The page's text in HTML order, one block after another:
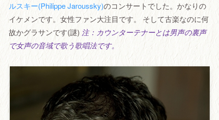
ルスキー(Philippe Jaroussky)のコンサートでした。かなりの
イケメンです。女性ファン大注目です。 そして古楽なのに何
故かグラサンです(謎) 注：カウンターテナーとは男声の裏声
で女声の音域で歌う歌唱法です。